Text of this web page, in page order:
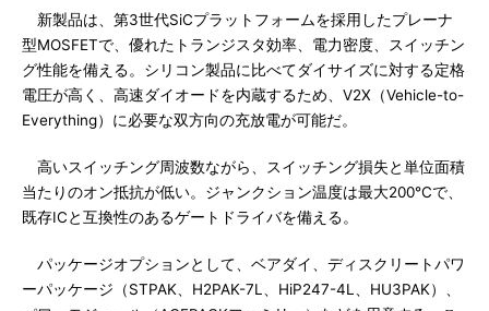
新製品は、第3世代SiCプラットフォームを採用したプレーナ
型MOSFETで、優れたトランジスタ効率、電力密度、スイッチン
グ性能を備える。シリコン製品に比べてダイサイズに対する定格
電圧が高く、高速ダイオードを内蔵するため、V2X（Vehicle-to-
Everything）に必要な双方向の充放電が可能だ。
高いスイッチング周波数ながら、スイッチング損失と単位面積
当たりのオン抵抗が低い。ジャンクション温度は最大200℃で、
既存ICと互換性のあるゲートドライバを備える。
パッケージオプションとして、ベアダイ、ディスクリートパワ
ーパッケージ（STPAK、H2PAK-7L、HiP247-4L、HU3PAK）、